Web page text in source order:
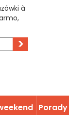
à
>
Porady